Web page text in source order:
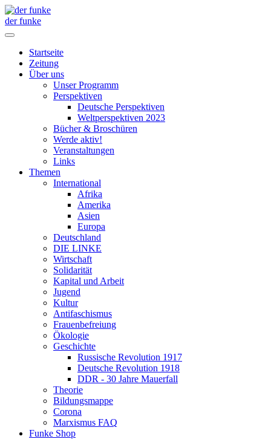
der funke
Startseite
Zeitung
Über uns
Unser Programm
Perspektiven
Deutsche Perspektiven
Weltperspektiven 2023
Bücher & Broschüren
Werde aktiv!
Veranstaltungen
Links
Themen
International
Afrika
Amerika
Asien
Europa
Deutschland
DIE LINKE
Wirtschaft
Solidarität
Kapital und Arbeit
Jugend
Kultur
Antifaschismus
Frauenbefreiung
Ökologie
Geschichte
Russische Revolution 1917
Deutsche Revolution 1918
DDR - 30 Jahre Mauerfall
Theorie
Bildungsmappe
Corona
Marxismus FAQ
Funke Shop